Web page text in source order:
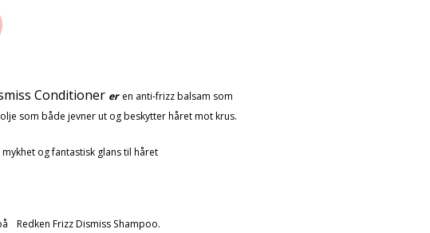
Conditioner er en anti-frizz balsam som
som både jevner ut og beskytter håret mot krus.
og fantastisk glans til håret
Redken Frizz Dismiss Shampoo.